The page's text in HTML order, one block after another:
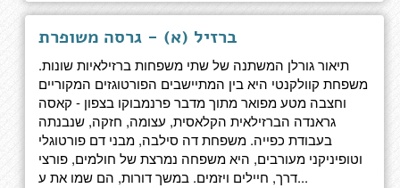
ברזיל (א) - גרסה משופרת
תיאור גורלן המשתנה של שתי משפחות ברזילאיות שונות.
משפחת קוולקנטי היא בין המתיישבים הפורטוגזים המקוריים
וחצבה מטע מפואר מתוך מדבר פרנמבוקו בצפון - קאסה
גראנדה הברזילאית הקלאסית, עצומה, חזקה, שנבנתה
בעבודת כפייה. משפחת דה סילבה, מבני דם פורטוגלי
וטופיניקני מעורבים, היא משפחה נמרצת של חולמים, פורצי
דרך, חיילים ויזמים. במשך דורות, הם שמו את ע...